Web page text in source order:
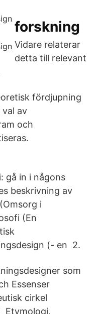
forskning
Vidare relaterar
detta till relevant
fördjupning
val av
och
gå in i någons
beskrivning av
i
(En
(- en 2.
som
Essenser
cirkel
Etymologi.